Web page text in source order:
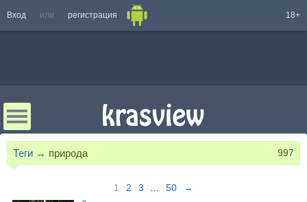
Вход или регистрация 18+
Теги → природа 997
1 2 3 50 →